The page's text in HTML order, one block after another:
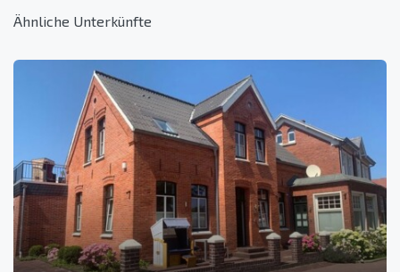
Ähnliche Unterkünfte